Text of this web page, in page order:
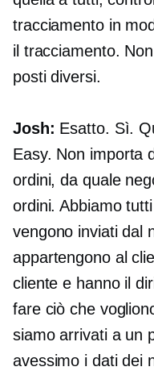
tracciamento in
il tracciamento.
posti diversi.
Josh: Esatto. Sì.
Easy. Non importa
ordini, da quale
ordini. Abbiamo
vengono inviati dal
appartengono al
cliente e hanno il
fare ciò che
siamo arrivati ​​a un
avessimo i dati dei